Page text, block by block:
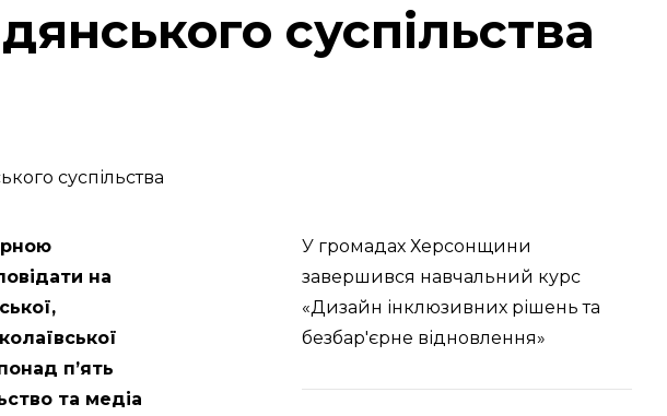
суспільства
на
пʼять
та медіа
У громадах Херсонщини
завершився навчальний курс
«Дизайн інклюзивних рішень та
безбар'єрне відновлення»